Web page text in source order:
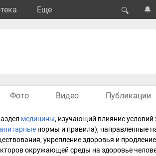
Eще 🔍 🔔
Фото Видео Публикации
медицины, изучающий влияние условий
нормы и правила), направленные
укрепление здоровья и
окружающей среды на здоровье